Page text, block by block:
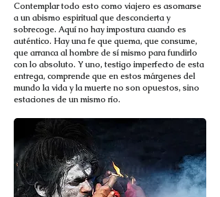
Contemplar todo esto como viajero es asomarse
a un abismo espiritual que desconcierta y
sobrecoge. Aquí no hay impostura cuando es
auténtico. Hay una fe que quema, que consume,
que arranca al hombre de sí mismo para fundirlo
con lo absoluto. Y uno, testigo imperfecto de esta
entrega, comprende que en estos márgenes del
mundo la vida y la muerte no son opuestos, sino
estaciones de un mismo río.